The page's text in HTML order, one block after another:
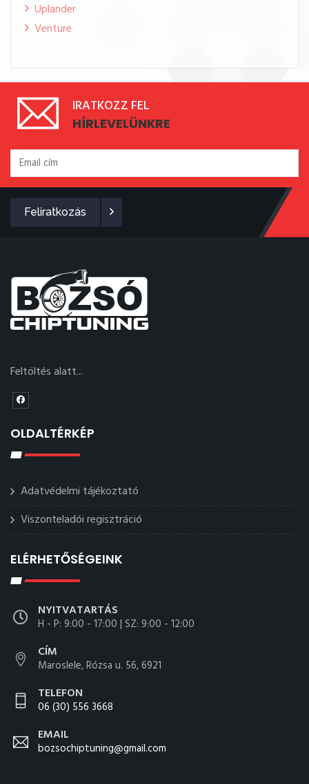
Uplander
Venture
IRATKOZZ FEL
HÍRLEVELÜNKRE
Feliratkozás
Feltöltés alatt...
OLDALTÉRKÉP
Adatvédelmi tájékoztató
Viszonteladói regisztráció
ELÉRHETŐSÉGEINK
NYITVATARTÁS
H - P: 9:00 - 17:00 | SZ: 9:00 - 12:00
CÍM
Maroslele, Rózsa u. 56, 6921
TELEFON
06 (30) 556 3668
EMAIL
bozsochiptuning@gmail.com